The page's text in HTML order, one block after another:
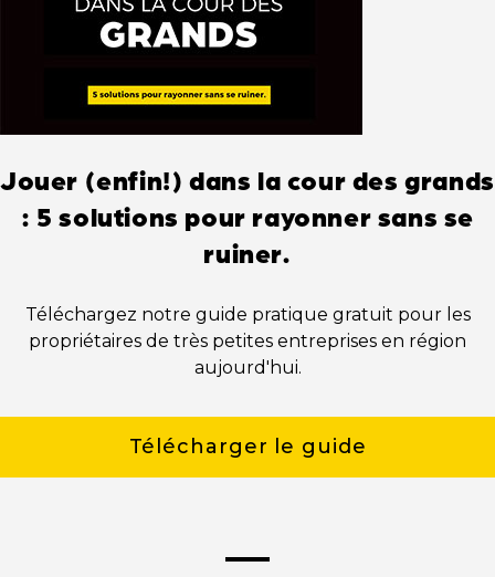
Jouer (enfin!) dans la cour des grands
: 5 solutions pour rayonner sans se
ruiner.
Téléchargez notre guide pratique gratuit pour les
propriétaires de très petites entreprises en région
aujourd'hui.
Télécharger le guide